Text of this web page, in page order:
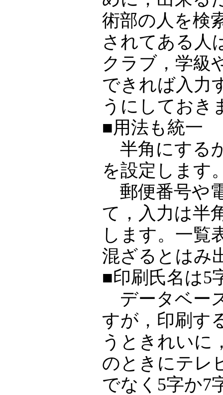
術部の人を検
されてある人
クラブ，学級
できれば入力
うにしておき
■用法も統一
半角にする
を設定します
郵便番号や
て，入力は半
します。一覧
混ざるとはみ
■印刷氏名は5
データベー
すが，印刷す
うときれいに
のときにテレ
でなく5字か7